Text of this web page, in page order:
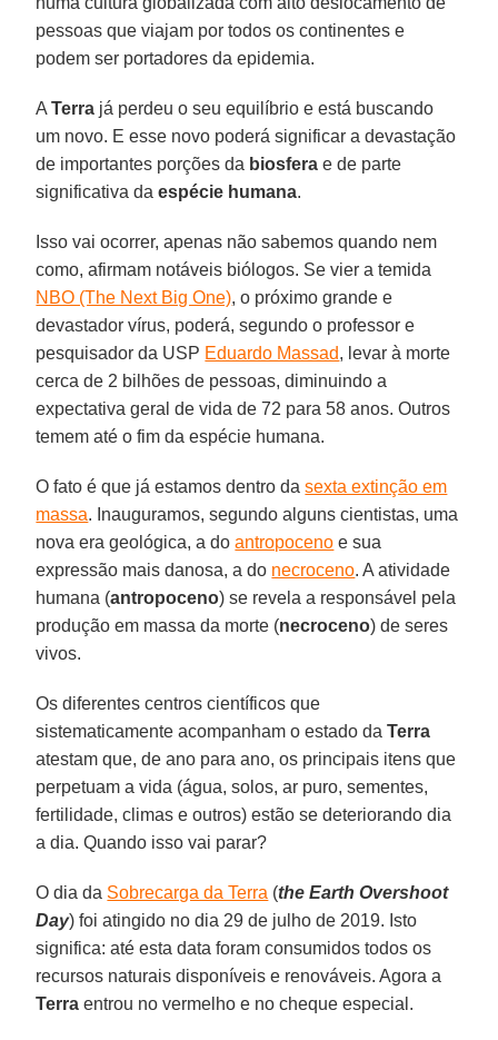
pessoas que viajam por todos os continentes e
podem ser portadores da epidemia.
ATerra já perdeu o seu equilíbrio e está buscando
um novo. E esse novo poderá significar a devastação
de importantes porções da biosfera e de parte
significativa daespécie humana.
Isso vai ocorrer, apenas não sabemos quando nem
como, afirmam notáveis biólogos. Se vier a temida
NBO (The Next Big One), o próximo grande e
devastador vírus, poderá, segundo o professor e
pesquisador da USP Eduardo Massad, levar à morte
cerca de 2 bilhões de pessoas, diminuindo a
expectativa geral de vida de 72 para 58 anos. Outros
temem até o fim da espécie humana.
O fato é que já estamos dentro dasexta extinção em
massa. Inauguramos, segundo alguns cientistas, uma
nova era geológica, a doantropoceno e sua
expressão mais danosa, a do necroceno. A atividade
humana (antropoceno) se revela a responsável pela
produção em massa da morte (necroceno) de seres
vivos.
Os diferentes centros científicos que
sistematicamente acompanham o estado daTerra
atestam que, de ano para ano, os principais itens que
perpetuam a vida (água, solos, ar puro, sementes,
fertilidade, climas e outros) estão se deteriorando dia
a dia. Quando isso vai parar?
O dia da Sobrecarga da Terra (the Earth Overshoot
Day) foi atingido no dia 29 de julho de 2019. Isto
significa: até esta data foram consumidos todos os
recursos naturais disponíveis e renováveis. Agora a
Terra entrou no vermelho e no cheque especial.